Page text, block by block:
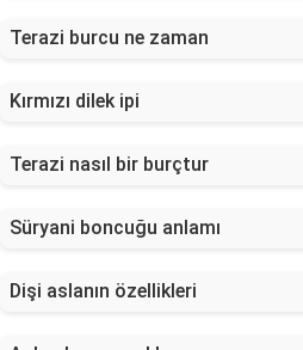
Terazi burcu ne zaman
Kırmızı dilek ipi
Terazi nasıl bir burçtur
Süryani boncuğu anlamı
Dişi aslanın özellikleri